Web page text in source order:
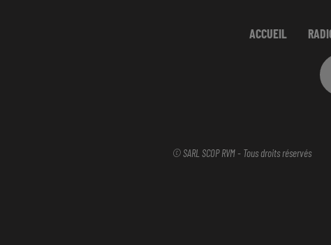
ACCUEIL
© SARL SCOP RVM - Tous droits réservés